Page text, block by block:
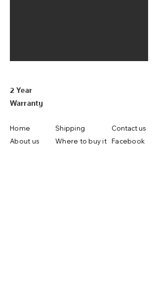
2 Year
Warranty
Home
About us
Shipping
Where to buy it
Contact us
Facebook